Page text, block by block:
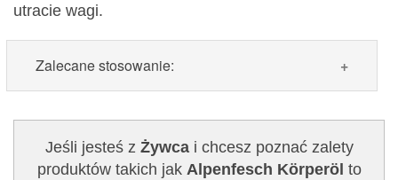
utracie wagi.
Zalecane stosowanie:
się wchłania. Wystarczy mała ilość.
Jeśli jesteś z Żywcai chcesz poznać zalety
produktów takich jak Alpenfesch Körperöl to